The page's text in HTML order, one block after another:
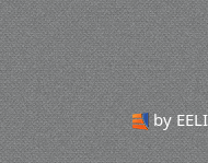
by